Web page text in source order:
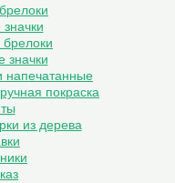
значки
напечатанные
покраска
из дерева